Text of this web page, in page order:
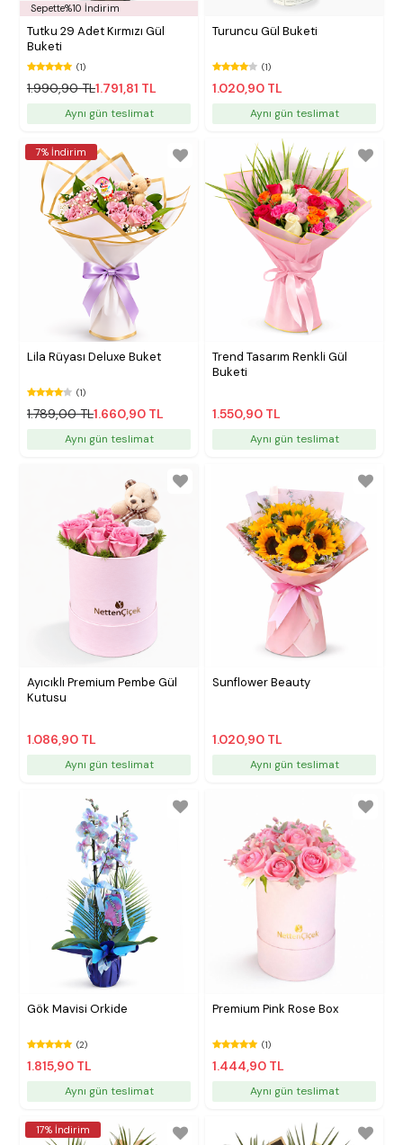
Sepette%10 İndirim
Tutku 29 Adet Kırmızı Gül
Buketi
(1)
1.990,90 TL1.791,81 TL
Aynı gün teslimat
Turuncu Gül Buketi
(1)
1.020,90 TL
Aynı gün teslimat
7% İndirim
Lila Rüyası Deluxe Buket
(1)
1.789,00 TL1.660,90 TL
Aynı gün teslimat
Trend Tasarım Renkli Gül
Buketi
1.550,90 TL
Aynı gün teslimat
Ayıcıklı Premium Pembe Gül
Kutusu
1.086,90 TL
Aynı gün teslimat
Sunflower Beauty
1.020,90 TL
Aynı gün teslimat
Gök Mavisi Orkide
(2)
1.815,90 TL
Aynı gün teslimat
Premium Pink Rose Box
(1)
1.444,90 TL
Aynı gün teslimat
17% İndirim